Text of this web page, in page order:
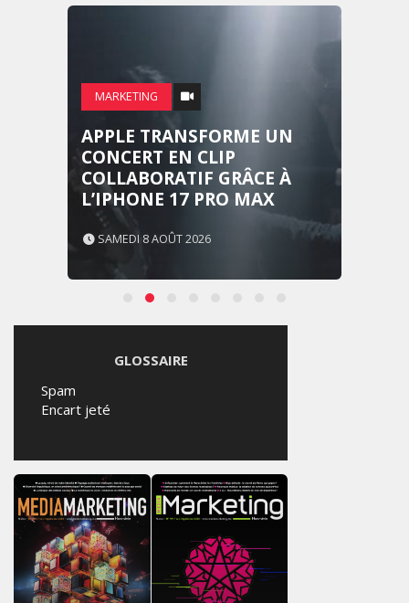
MARKETING
APPLE TRANSFORME UN
CONCERT EN CLIP
COLLABORATIF GRÂCE À
L’IPHONE 17 PRO MAX
SAMEDI 8 AOÛT 2026
GLOSSAIRE
Spam
Encart jeté